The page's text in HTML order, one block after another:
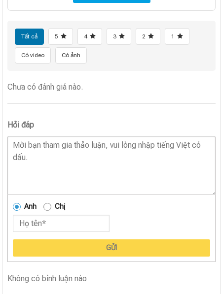
Tất cả 5 4 3 2 1
Có video Có ảnh
Chưa có đánh giá nào.
Hỏi đáp
Anh Chị
GỬI
Không có bình luận nào